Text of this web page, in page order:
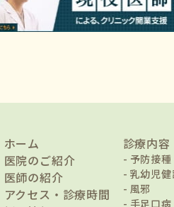
ホーム
医院のご紹介
医師の紹介
アクセス・診療時間
診療内容
予防接種
乳幼児健
風邪
手足口